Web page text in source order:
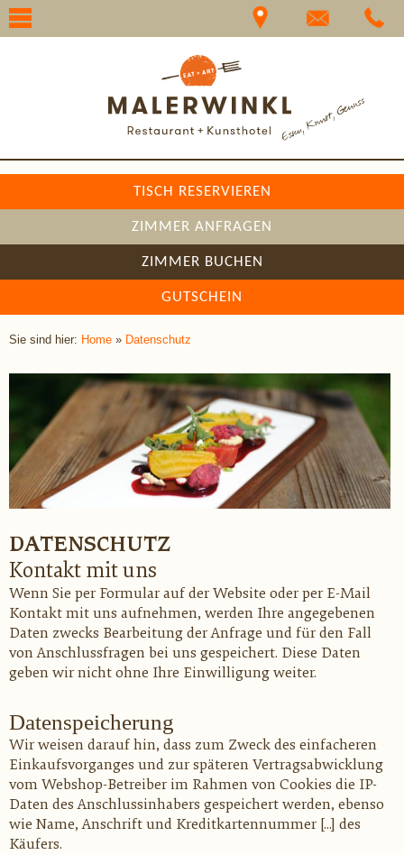
☰
TISCH RESERVIEREN
ZIMMER ANFRAGEN
ZIMMER BUCHEN
GUTSCHEIN
Sie sind hier: Home » Datenschutz
DATENSCHUTZ
Kontakt mit uns
Wenn Sie per Formular auf der Website oder per E-Mail
Kontakt mit uns aufnehmen, werden Ihre angegebenen
Daten zwecks Bearbeitung der Anfrage und für den Fall
von Anschlussfragen bei uns gespeichert. Diese Daten
geben wir nicht ohne Ihre Einwilligung weiter.
Datenspeicherung
Wir weisen darauf hin, dass zum Zweck des einfacheren
Einkaufsvorganges und zur späteren Vertragsabwicklung
vom Webshop-Betreiber im Rahmen von Cookies die IP-
Daten des Anschlussinhabers gespeichert werden, ebenso
wie Name, Anschrift und Kreditkartennummer [...] des
Käufers.